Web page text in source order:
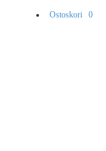
Ostoskori 0